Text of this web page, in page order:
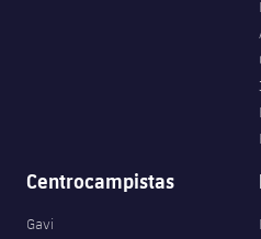
Centrocampistas
Gavi